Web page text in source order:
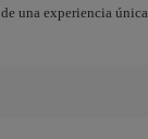
una experiencia